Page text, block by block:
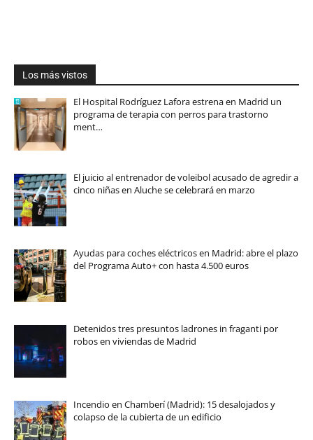
Los más vistos
El Hospital Rodríguez Lafora estrena en Madrid un
programa de terapia con perros para trastorno
ment…
El juicio al entrenador de voleibol acusado de agredir a
cinco niñas en Aluche se celebrará en marzo
Ayudas para coches eléctricos en Madrid: abre el plazo
del Programa Auto+ con hasta 4.500 euros
Detenidos tres presuntos ladrones in fraganti por
robos en viviendas de Madrid
Incendio en Chamberí (Madrid): 15 desalojados y
colapso de la cubierta de un edificio